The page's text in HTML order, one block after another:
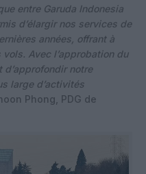
entre Garuda Indonesia
d’élargir nos services de
années, offrant à
Avec l’approbation du
d’approfondir notre
large d’activités
Phong, PDG de